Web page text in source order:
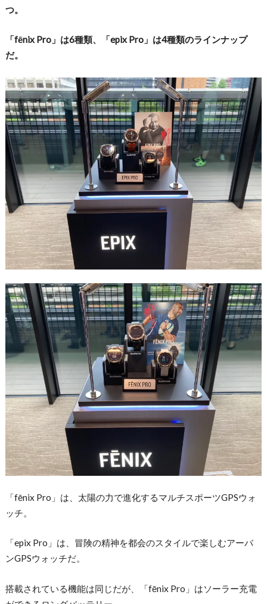
つ。
「fēnix Pro」は6種類、「epix Pro」は4種類のラインナップ
だ。
「fēnix Pro」は、太陽の力で進化するマルチスポーツGPSウォ
ッチ。
「epix Pro」は、冒険の精神を都会のスタイルで楽しむアーバ
ンGPSウォッチだ。
搭載されている機能は同じだが、「fēnix Pro」はソーラー充電